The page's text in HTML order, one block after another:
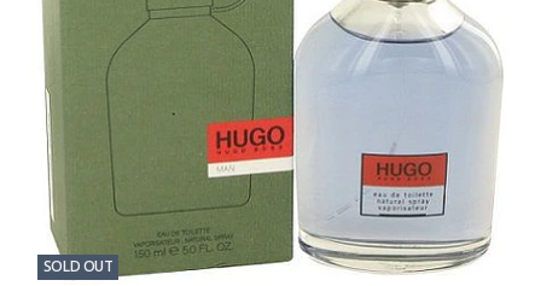
SOLD OUT